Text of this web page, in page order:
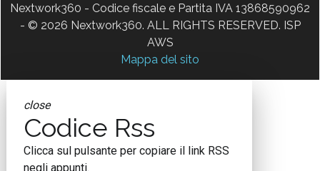
Nextwork360 - Codice fiscale e Partita IVA 13868590962
- © 2026 Nextwork360. ALL RIGHTS RESERVED. ISP
AWS
Mappa del sito
close
Codice Rss
Clicca sul pulsante per copiare il link RSS
negli appunti.